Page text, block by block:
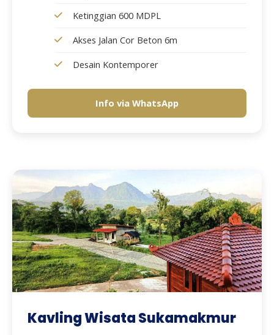
Ketinggian 600 MDPL
Akses Jalan Cor Beton 6m
Desain Kontemporer
Info via WhatsApp
Kavling Wisata Sukamakmur